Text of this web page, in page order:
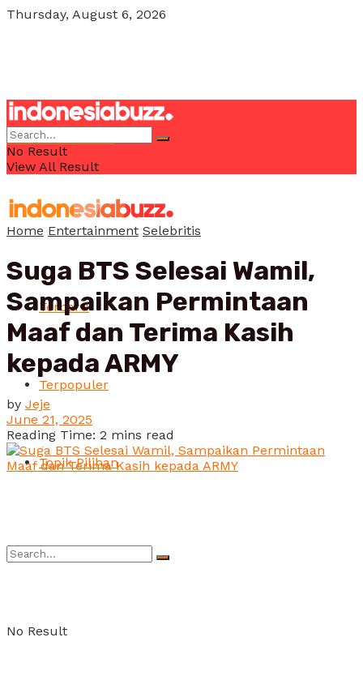
Thursday, August 6, 2026
POJOK MILENIAL
Terbaru
Terpopuler
Topik Pilihan
No Result
No Result
View All Result
Home Entertainment Selebritis
Suga BTS Selesai Wamil,
Sampaikan Permintaan
Maaf dan Terima Kasih
kepada ARMY
by Jeje
June 21, 2025
Reading Time: 2 mins read